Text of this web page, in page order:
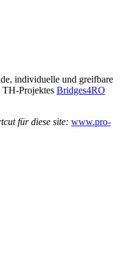
individuelle und greifbare
TH-Projektes Bridges4RO
für diese site: www.pro-